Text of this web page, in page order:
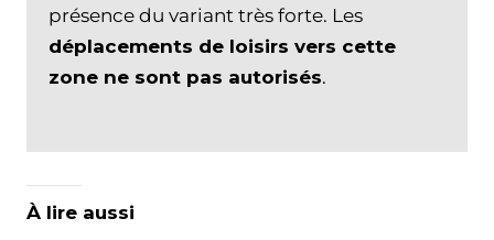
présence du variant très forte. Les
déplacements de loisirs vers cette
zone ne sont pas autorisés.
À lire aussi